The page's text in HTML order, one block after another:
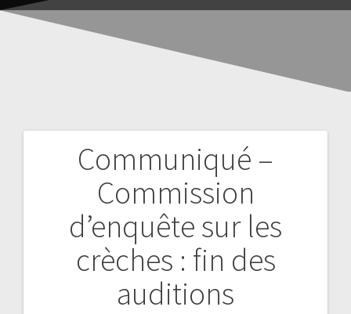
Communiqué –
Commission
d’enquête sur les
crèches : fin des
auditions